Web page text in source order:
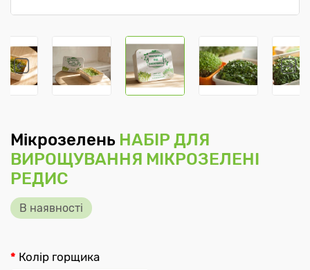
Мікрозелень НАБІР ДЛЯ
ВИРОЩУВАННЯ МІКРОЗЕЛЕНІ
РЕДИС
В наявності
Колір горщика